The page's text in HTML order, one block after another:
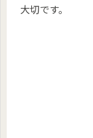
大切です。